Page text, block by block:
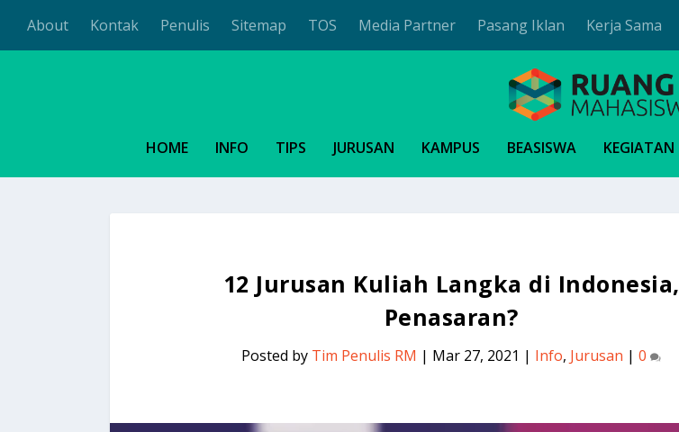
About Kontak Penulis Sitemap TOS Media Partner Pasang Iklan Kerja Sama
HOME INFO TIPS JURUSAN KAMPUS BEASISWA KEGIATAN
12 Jurusan Kuliah Langka di Indonesia,
Penasaran?
Posted by Tim Penulis RM | Mar 27, 2021 | Info, Jurusan | 0